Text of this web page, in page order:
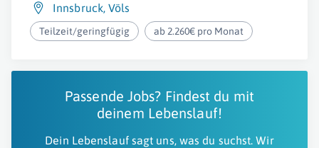
Innsbruck,Völs
Teilzeit/geringfügig ab 2.260€ pro Monat
Passende Jobs? Findest du mit
deinem Lebenslauf!
Dein Lebenslauf sagt uns, was du suchst. Wir